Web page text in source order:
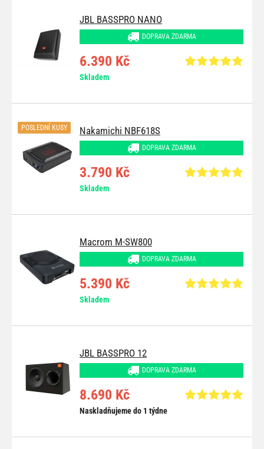
JBL BASSPRO NANO
DOPRAVA ZDARMA
6.390 Kč
Skladem
Nakamichi NBF618S
DOPRAVA ZDARMA
POSLEDNÍ KUSY
3.790 Kč
Skladem
Macrom M-SW800
DOPRAVA ZDARMA
5.390 Kč
Skladem
JBL BASSPRO 12
DOPRAVA ZDARMA
8.690 Kč
Naskladňujeme do 1 týdne